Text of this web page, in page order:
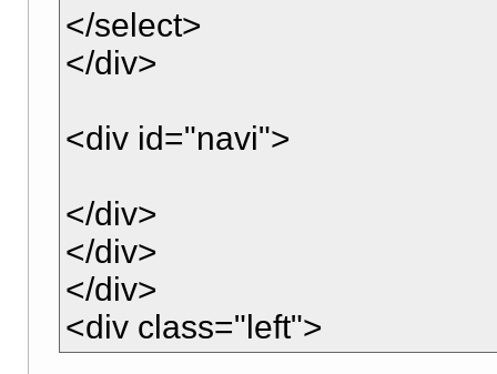
</select>
</div>
<div id="navi">
</div>
</div>
</div>
<div class="left">